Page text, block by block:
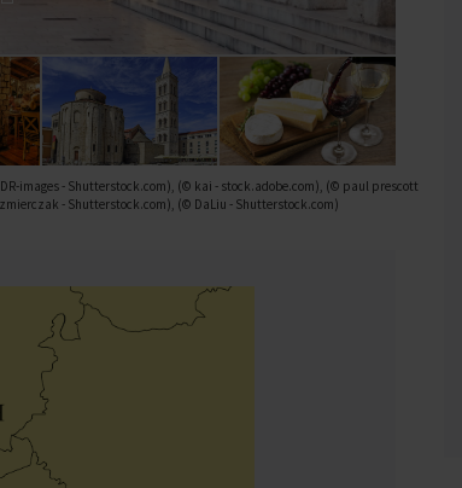
images - Shutterstock.com), (© kai - stock.adobe.com), (© paul prescott
- Shutterstock.com), (© DaLiu - Shutterstock.com)